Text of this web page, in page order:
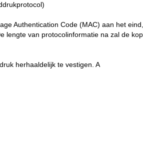
Authentication Code (MAC) aan het
van protocolinformatie na zal de
herhaaldelijk te vestigen. A